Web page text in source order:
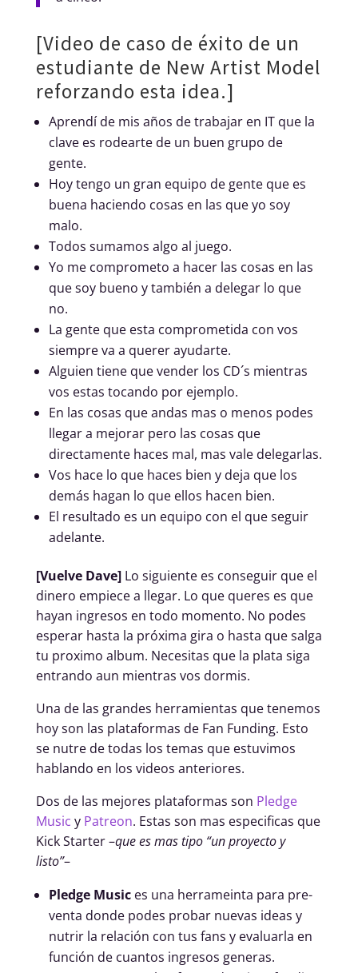
[Video de caso de éxito de un
estudiante de New Artist Model
reforzando esta idea.]
Aprendí de mis años de trabajar en IT que la
clave es rodearte de un buen grupo de
gente.
Hoy tengo un gran equipo de gente que es
buena haciendo cosas en las que yo soy
malo.
Todos sumamos algo al juego.
Yo me comprometo a hacer las cosas en las
que soy bueno y también a delegar lo que
no.
La gente que esta comprometida con vos
siempre va a querer ayudarte.
Alguien tiene que vender los CD´s mientras
vos estas tocando por ejemplo.
En las cosas que andas mas o menos podes
llegar a mejorar pero las cosas que
directamente haces mal, mas vale delegarlas.
Vos hace lo que haces bien y deja que los
demás hagan lo que ellos hacen bien.
El resultado es un equipo con el que seguir
adelante.
[Vuelve Dave]Lo siguiente es conseguir que el
dinero empiece a llegar. Lo que queres es que
hayan ingresos en todo momento. No podes
esperar hasta la próxima gira o hasta que salga
tu proximo album. Necesitas que la plata siga
entrando aun mientras vos dormis.
Una de las grandes herramientas que tenemos
hoy son las plataformas de Fan Funding. Esto
se nutre de todas los temas que estuvimos
hablando en los videos anteriores.
Dos de las mejores plataformas son Pledge
Music y Patreon. Estas son mas especificas que
Kick Starter –que es mas tipo “un proyecto y
listo”–
Pledge Musices una herrameinta para pre-
venta donde podes probar nuevas ideas y
nutrir la relación con tus fans y evaluarla en
función de cuantos ingresos generas.